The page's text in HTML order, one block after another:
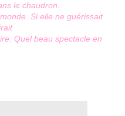
le chaudron.
Si elle ne guérissait
Quel beau spectacle en